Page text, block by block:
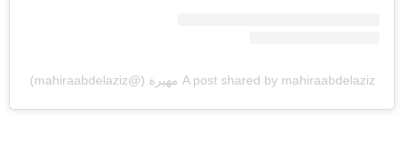
A post shared by mahiraabdelaziz مهيرة (@mahiraabdelaziz)